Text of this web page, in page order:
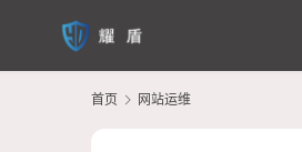
首页 网站运维